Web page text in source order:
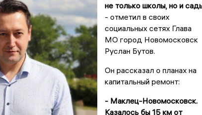
не только школы, но и
- отметил в своих
социальных сетях Глава
МО город Новомосковск
Руслан Бутов.
Он рассказал о планах на
капитальный ремонт:
- Маклец-Новомосковск.
Казалось бы 15 км от